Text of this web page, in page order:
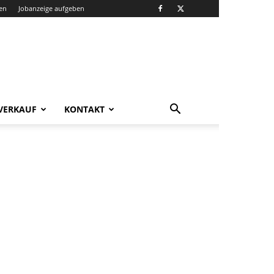
Jobanzeige aufgeben
KONTAKT